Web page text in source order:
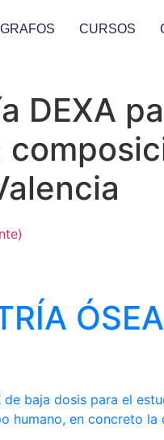
CURSOS
DEXA
baja dosis para el
humano, en concreto la